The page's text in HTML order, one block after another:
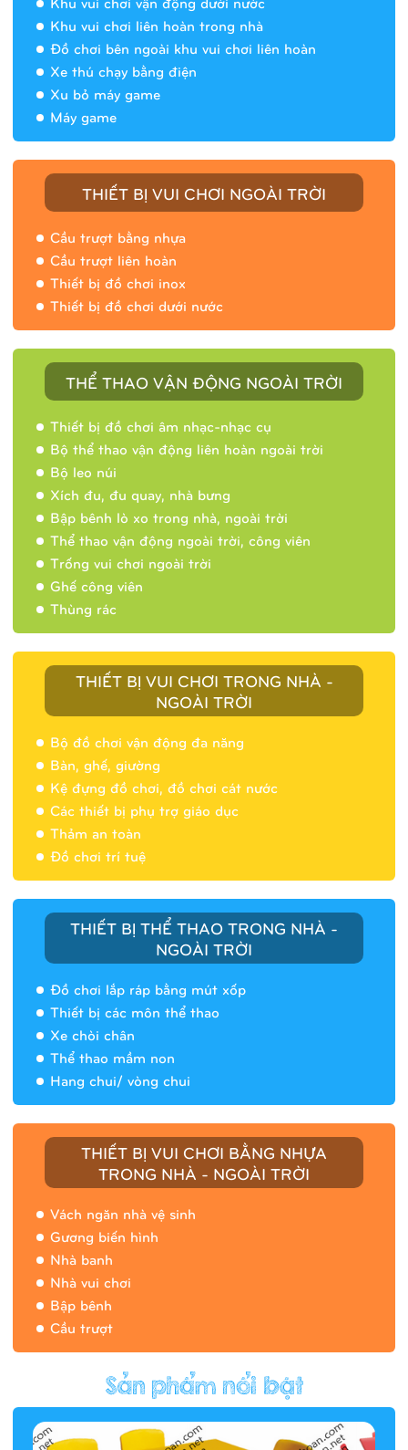
Khu vui chơi liên hoàn trong nhà
Đồ chơi bên ngoài khu vui chơi liên hoàn
Xe thú chạy bằng điện
Xu bỏ máy game
Máy game
THIẾT BỊ VUI CHƠI NGOÀI TRỜI
Cầu trượt bằng nhựa
Cầu trượt liên hoàn
Thiết bị đồ chơi inox
Thiết bị đồ chơi dưới nước
THỂ THAO VẬN ĐỘNG NGOÀI TRỜI
Thiết bị đồ chơi âm nhạc-nhạc cụ
Bộ thể thao vận động liên hoàn ngoài trời
Bộ leo núi
Xích đu, đu quay, nhà bưng
Bập bênh lò xo trong nhà, ngoài trời
Thể thao vận động ngoài trời, công viên
Trống vui chơi ngoài trời
Ghế công viên
Thùng rác
THIẾT BỊ VUI CHƠI TRONG NHÀ -
NGOÀI TRỜI
Bộ đồ chơi vận động đa năng
Bàn, ghế, giường
Kệ đựng đồ chơi, đồ chơi cát nước
Các thiết bị phụ trợ giáo dục
Thảm an toàn
Đồ chơi trí tuệ
THIẾT BỊ THỂ THAO TRONG NHÀ -
NGOÀI TRỜI
Đồ chơi lắp ráp bằng mút xốp
Thiết bị các môn thể thao
Xe chòi chân
Thể thao mầm non
Hang chui/ vòng chui
THIẾT BỊ VUI CHƠI BẰNG NHỰA
TRONG NHÀ - NGOÀI TRỜI
Vách ngăn nhà vệ sinh
Gương biến hình
Nhà banh
Nhà vui chơi
Bập bênh
Cầu trượt
Nhà banh 9H5404
Nhà banh 9H5408
Hàng rào/nhà banh 9H5412